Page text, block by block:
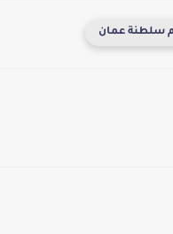
سلطنة عمان